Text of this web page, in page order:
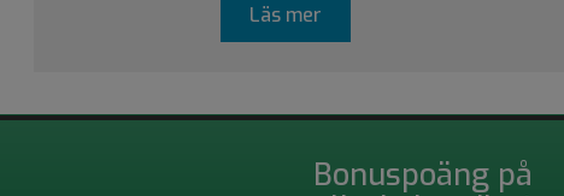
Läs mer
Bonuspoäng på